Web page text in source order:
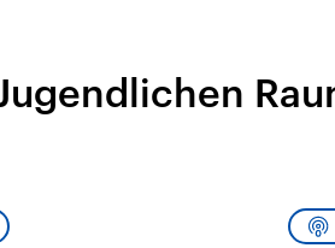
Lage und
Aktuelle Lage und